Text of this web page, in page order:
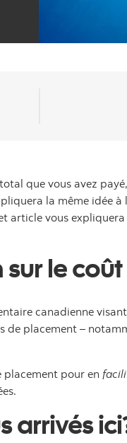
que vous avez
la même idée
vous
sur le
canadienne
placement –
placement pour en
arrivés